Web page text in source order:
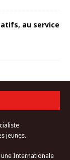
au service
jeunes.
Internationale